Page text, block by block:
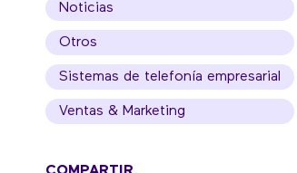
Noticias
Otros
Sistemas de telefonía empresarial
Ventas & Marketing